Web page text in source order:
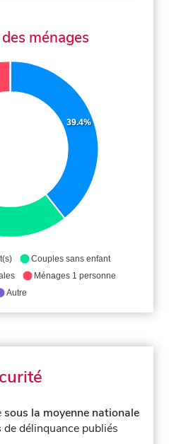
ménages
39.4%
Couples sans enfant
Ménages 1 personne
Autre
sous la moyenne nationale
de délinquance publiés